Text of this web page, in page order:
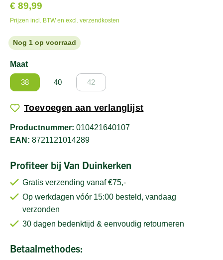
€ 89,99
Prijzen incl. BTW en excl. verzendkosten
Nog 1 op voorraad
Maat
38 40 42
Toevoegen aan verlanglijst
Productnummer: 010421640107
EAN: 8721121014289
Profiteer bij Van Duinkerken
Gratis verzending vanaf €75,-
Op werkdagen vóór 15:00 besteld, vandaag
verzonden
30 dagen bedenktijd & eenvoudig retourneren
Betaalmethodes: